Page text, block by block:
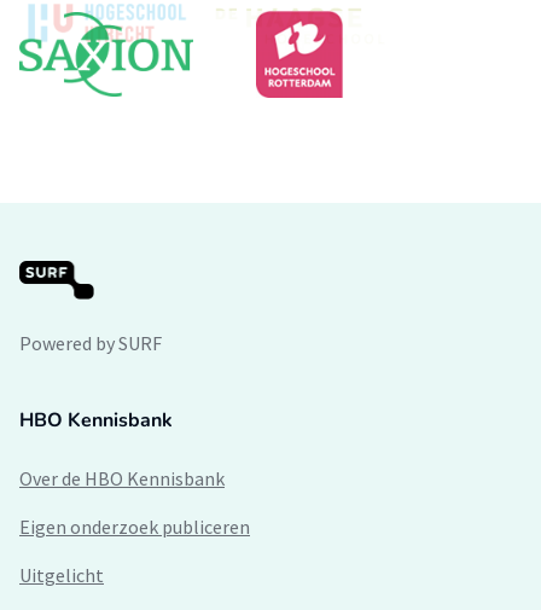
Powered by SURF
HBO Kennisbank
Over de HBO Kennisbank
Eigen onderzoek publiceren
Uitgelicht